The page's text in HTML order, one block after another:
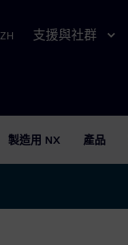
ZH 支援與社群
製造用 NX 產品